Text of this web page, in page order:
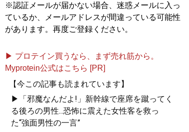
※認証メールが届かない場合、迷惑メールに入っ
ているか、メールアドレスが間違っている可能性
があります。再度ご登録ください。
▶ プロテイン買うなら、まず売れ筋から。
Myprotein公式はこちら [PR]
【今この記事も読まれています】
▶「邪魔なんだよ!」新幹線で座席を蹴ってく
る後ろの男性...恐怖に震えた女性客を救っ
た“強面男性の一言”